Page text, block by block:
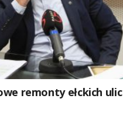
remonty ełckich ulic